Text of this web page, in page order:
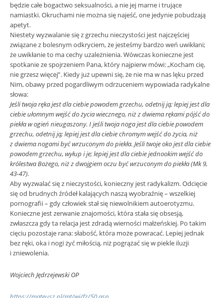
będzie całe bogactwo seksualności, a nie jej marne i trujące
namiastki. Okruchami nie można się najeść, one jedynie pobudzają
apetyt.
Niestety wyzwalanie się z grzechu nieczystości jest najczęściej
związane z bolesnym odkryciem, że jesteśmy bardzo weń uwikłani;
że uwikłanie to ma cechy uzależnienia. Wówczas konieczne jest
spotkanie ze spojrzeniem Pana, który najpierw mówi: „Kocham cię,
nie grzesz więcej”. Kiedy już upewni się, że nie ma w nas lęku przed
Nim, obawy przed pogardliwym odrzuceniem wypowiada radykalne
słowa:
Jeśli twoja ręka jest dla ciebie powodem grzechu, odetnij ją; lepiej jest dla
ciebie ułomnym wejść do życia wiecznego, niż z dwiema rękami pójść do
piekła w ogień nieugaszony. I jeśli twoja noga jest dla ciebie powodem
grzechu, odetnij ją; lepiej jest dla ciebie chromym wejść do życia, niż
z dwiema nogami być wrzuconym do piekła. Jeśli twoje oko jest dla ciebie
powodem grzechu, wyłup i je; lepiej jest dla ciebie jednookim wejść do
królestwa Bożego, niż z dwojgiem oczu być wrzuconym do piekła (Mk 9,
43-47).
Aby wyzwalać się z nieczystości, konieczny jest radykalizm. Odcięcie
się od brudnych źródeł kalających naszą wyobraźnię – wszelkiej
pornografii – gdy człowiek stał się niewolnikiem autoerotyzmu.
Konieczne jest zerwanie znajomości, która stała się obsesją,
zwłaszcza gdy ta relacja jest zdradą wierności małżeńskiej. Po takim
cięciu pozostaje rana: słabość, która może powracać. Lepiej jednak
bez ręki, oka i nogi żyć miłością, niż pogrążać się w piekle iluzji
i zniewolenia.
Wojciech Jędrzejewski OP